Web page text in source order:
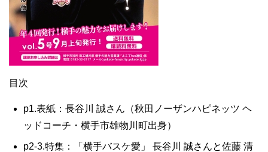
目次
p1.表紙：長谷川 誠さん（秋田ノーザンハピネッツ ヘ
ッドコーチ・横手市雄物川町出身）
p2-3.特集：「横手バスケ愛」 長谷川 誠さんと佐藤 清